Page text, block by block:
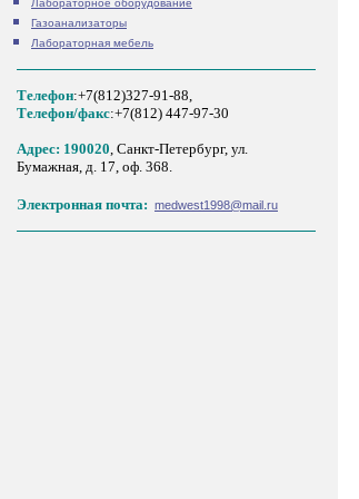
Лабораторное оборудование
Газоанализаторы
Лабораторная мебель
Телефон:+7(812)327-91-88,
Tелефон/факс:+7(812) 447-97-30
Адрес: 190020, Санкт-Петербург, ул.
Бумажная, д. 17, оф. 368.
Электронная почта: medwest1998@mail.ru